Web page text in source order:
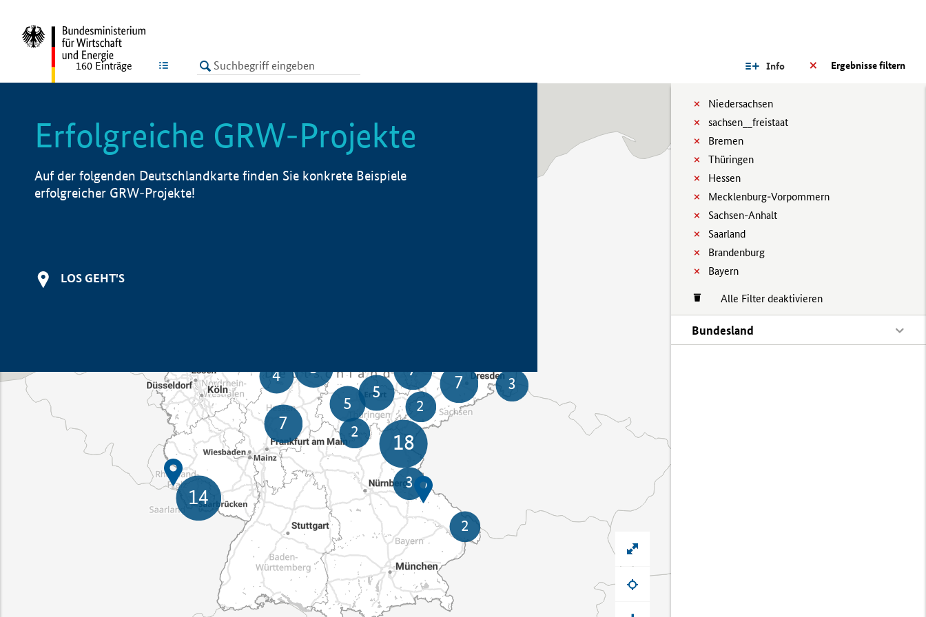
LISTE Ergebnisse filtern
Info
Niedersachsen
sachsen__freistaat
Bremen
Thüringen
Hessen
Mecklenburg-Vorpommern
Sachsen-Anhalt
Saarland
Brandenburg
Bayern
Alle Filter deaktivieren
Bundesland
160 Einträge
Erfolgreiche GRW-Projekte
Auf der folgenden Deutschlandkarte finden Sie konkrete Beispiele
erfolgreicher GRW-Projekte!
LOS GEHT'S